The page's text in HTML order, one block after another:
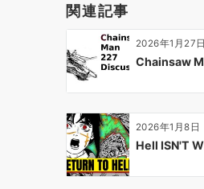
シ
ン
関連記事
2026年1月27日
Chainsaw
2026年1月8日
Hell ISN'T